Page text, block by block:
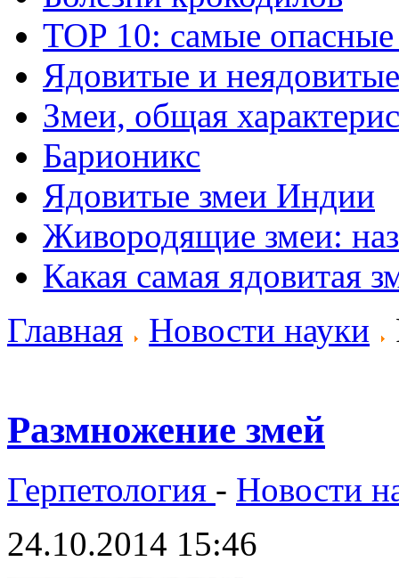
TOP 10: самые
Ядовитые и
Змеи, общая
Барионикс
Ядовитые змеи Индии
Живородящие змеи:
Какая самая ядовитая
Главная
Новости науки
Размножение змей
Герпетология - Новости
24.10.2014 15:46